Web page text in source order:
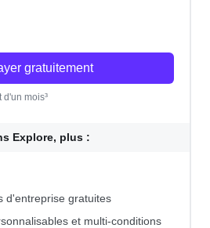
gratuitement
d'un mois³
Explore, plus :
d'entreprise gratuites
et multi-conditions